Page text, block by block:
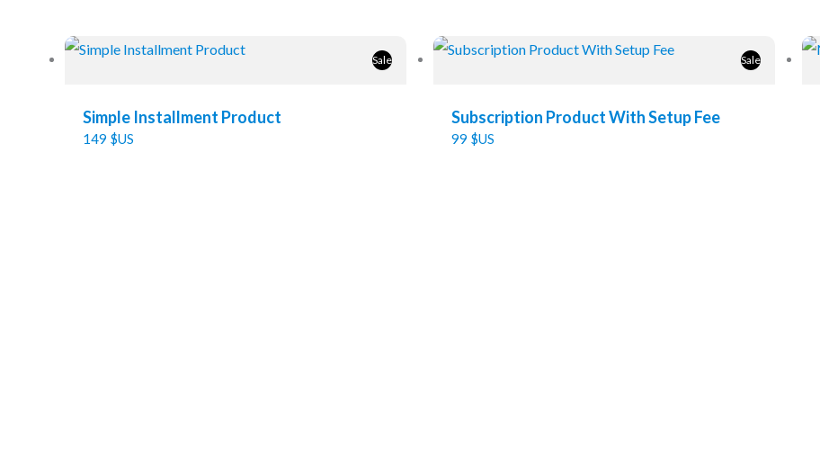
Sale
Simple Installment Product
149 $US
Sale
Subscription Product With Setup Fee
99 $US